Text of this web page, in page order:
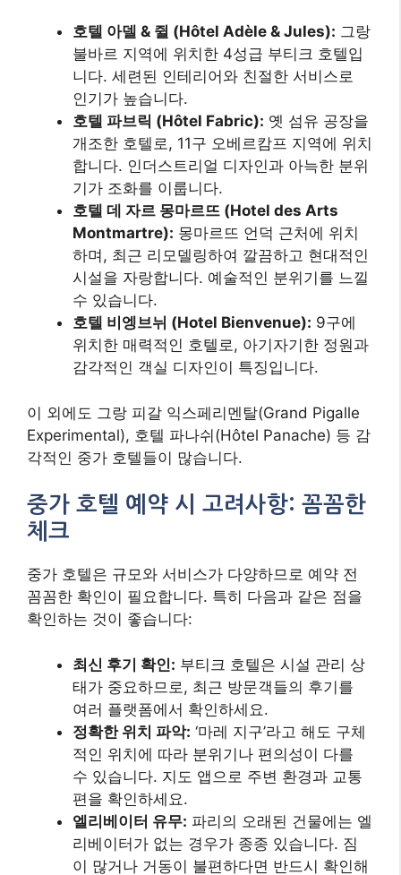
호텔 아델 & 쥘 (Hôtel Adèle & Jules): 그랑
불바르 지역에 위치한 4성급 부티크 호텔입
니다. 세련된 인테리어와 친절한 서비스로
인기가 높습니다.
호텔 파브릭 (Hôtel Fabric): 옛 섬유 공장을
개조한 호텔로, 11구 오베르캄프 지역에 위치
합니다. 인더스트리얼 디자인과 아늑한 분위
기가 조화를 이룹니다.
호텔 데 자르 몽마르뜨 (Hotel des Arts
Montmartre): 몽마르뜨 언덕 근처에 위치
하며, 최근 리모델링하여 깔끔하고 현대적인
시설을 자랑합니다. 예술적인 분위기를 느낄
수 있습니다.
호텔 비엥브뉘 (Hotel Bienvenue): 9구에
위치한 매력적인 호텔로, 아기자기한 정원과
감각적인 객실 디자인이 특징입니다.
이 외에도 그랑 피갈 익스페리멘탈(Grand Pigalle
Experimental), 호텔 파나쉬(Hôtel Panache) 등 감
각적인 중가 호텔들이 많습니다.
중가 호텔 예약 시 고려사항: 꼼꼼한
체크
중가 호텔은 규모와 서비스가 다양하므로 예약 전
꼼꼼한 확인이 필요합니다. 특히 다음과 같은 점을
확인하는 것이 좋습니다:
최신 후기 확인: 부티크 호텔은 시설 관리 상
태가 중요하므로, 최근 방문객들의 후기를
여러 플랫폼에서 확인하세요.
정확한 위치 파악: ‘마레 지구’라고 해도 구체
적인 위치에 따라 분위기나 편의성이 다를
수 있습니다. 지도 앱으로 주변 환경과 교통
편을 확인하세요.
엘리베이터 유무: 파리의 오래된 건물에는 엘
리베이터가 없는 경우가 종종 있습니다. 짐
이 많거나 거동이 불편하다면 반드시 확인해